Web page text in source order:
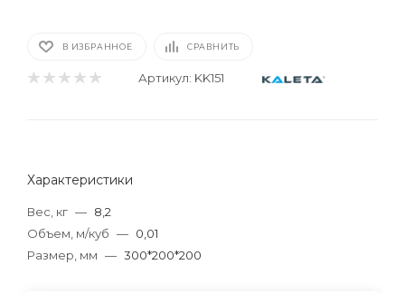
В ИЗБРАННОЕ СРАВНИТЬ
Артикул: KK151
Характеристики
Вес, кг — 8,2
Объем, м/куб — 0,01
Размер, мм — 300*200*200